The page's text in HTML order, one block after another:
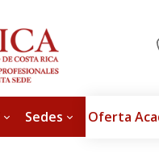
Sedes Oferta